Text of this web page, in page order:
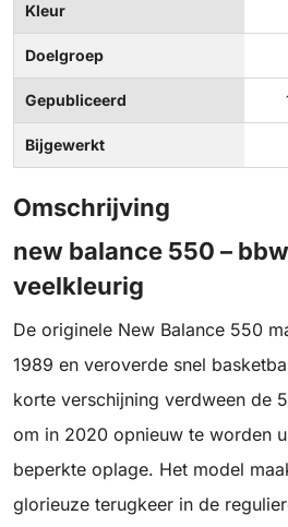
Kleur
Doelgroep
Gepubliceerd
Bijgewerkt
Omschrijving
new balance 550 –
veelkleurig
De originele New Balance 550
1989 en veroverde snel
korte verschijning verdween de
om in 2020 opnieuw te worden
beperkte oplage. Het model
glorieuze terugkeer in de